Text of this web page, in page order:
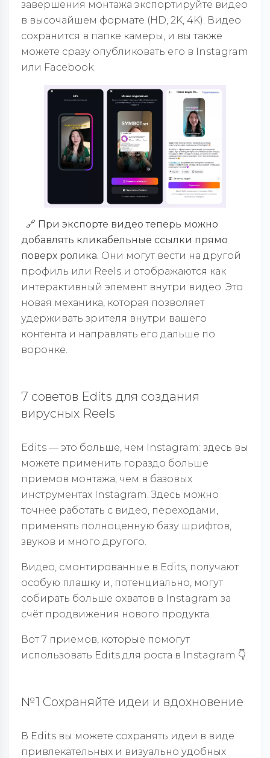
завершения монтажа экспортируйте видео
в высочайшем формате (HD, 2K, 4K). Видео
сохранится в папке камеры, и вы также
можете сразу опубликовать его в Instagram
или Facebook.
🔗 При экспорте видео теперь можно
добавлять кликабельные ссылки прямо
поверх ролика. Они могут вести на другой
профиль или Reels и отображаются как
интерактивный элемент внутри видео. Это
новая механика, которая позволяет
удерживать зрителя внутри вашего
контента и направлять его дальше по
воронке.
7 советов Edits для создания
вирусных Reels
Edits — это больше, чем Instagram: здесь вы
можете применить гораздо больше
приемов монтажа, чем в базовых
инструментах Instagram. Здесь можно
точнее работать с видео, переходами,
применять полноценную базу шрифтов,
звуков и много другого.
Видео, смонтированные в Edits, получают
особую плашку и, потенциально, могут
собирать больше охватов в Instagram за
счёт продвижения нового продукта.
Вот 7 приемов, которые помогут
использовать Edits для роста в Instagram 👇
№1 Сохраняйте идеи и вдохновение
В Edits вы можете сохранять идеи в виде
привлекательных и визуально удобных